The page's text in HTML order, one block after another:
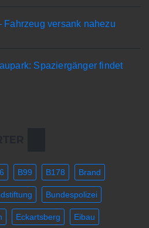
Fahrzeug versank nahezu
Spaziergänger findet
B99 B178 Brand
Bundespolizei
Eckartsberg Eibau